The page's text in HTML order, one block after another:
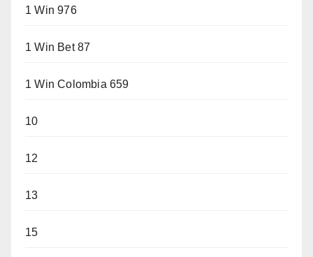
1 Win 976
1 Win Bet 87
1 Win Colombia 659
10
12
13
15